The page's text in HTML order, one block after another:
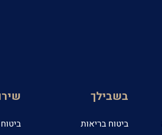
בשבילך
ביטוח בריאות